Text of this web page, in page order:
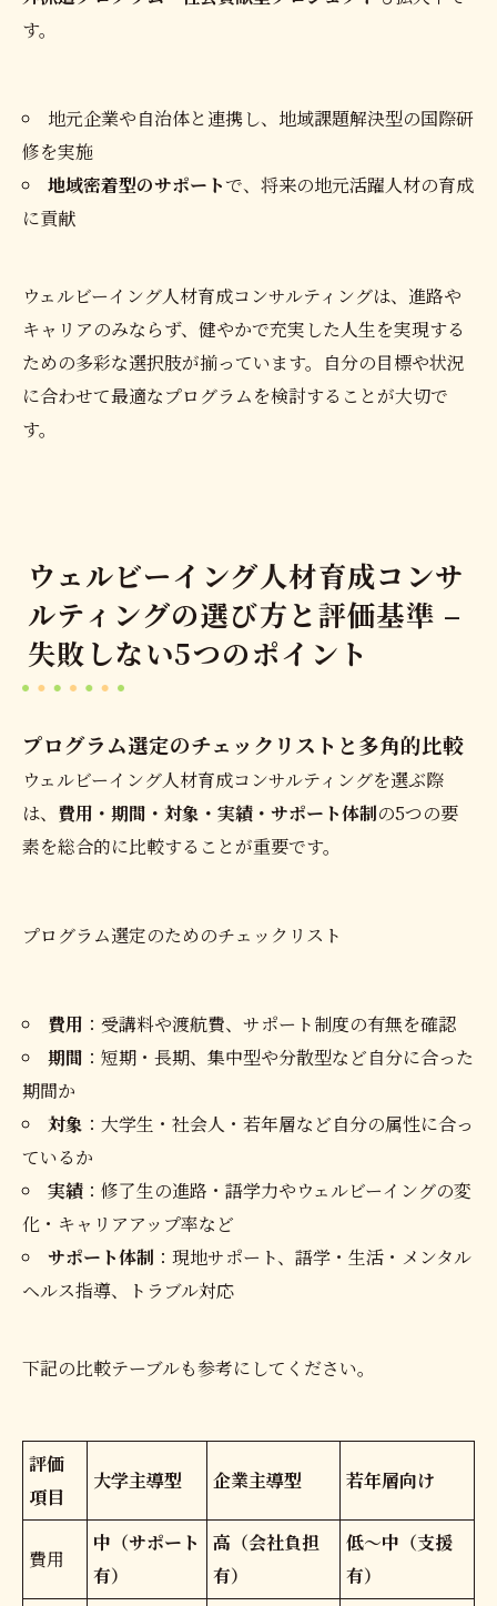
す。
地元企業や自治体と連携し、地域課題解決型の国際研
修を実施
地域密着型のサポートで、将来の地元活躍人材の育成
に貢献
ウェルビーイング人材育成コンサルティングは、進路や
キャリアのみならず、健やかで充実した人生を実現する
ための多彩な選択肢が揃っています。自分の目標や状況
に合わせて最適なプログラムを検討することが大切で
す。
ウェルビーイング人材育成コンサ
ルティングの選び方と評価基準 –
失敗しない5つのポイント
プログラム選定のチェックリストと多角的比較
ウェルビーイング人材育成コンサルティングを選ぶ際
は、 費用・期間・対象・実績・サポート体制の5つの要
素を総合的に比較することが重要です。
プログラム選定のためのチェックリスト
費用 ：受講料や渡航費、サポート制度の有無を確認
期間 ：短期・長期、集中型や分散型など自分に合った
期間か
対象 ：大学生・社会人・若年層など自分の属性に合っ
ているか
実績：修了生の進路・語学力やウェルビーイングの変
化・キャリアアップ率など
サポート体制 ：現地サポート、語学・生活・メンタル
ヘルス指導、トラブル対応
下記の比較テーブルも参考にしてください。
評価
項目
大学主導型 企業主導型 若年層向け
費用
中（サポート
有）
高（会社負担
有）
低〜中（支援
有）